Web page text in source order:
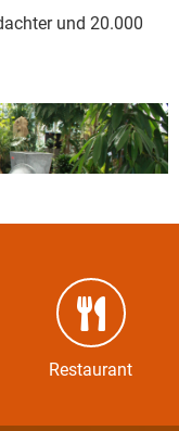
und 20.000
Restaurant